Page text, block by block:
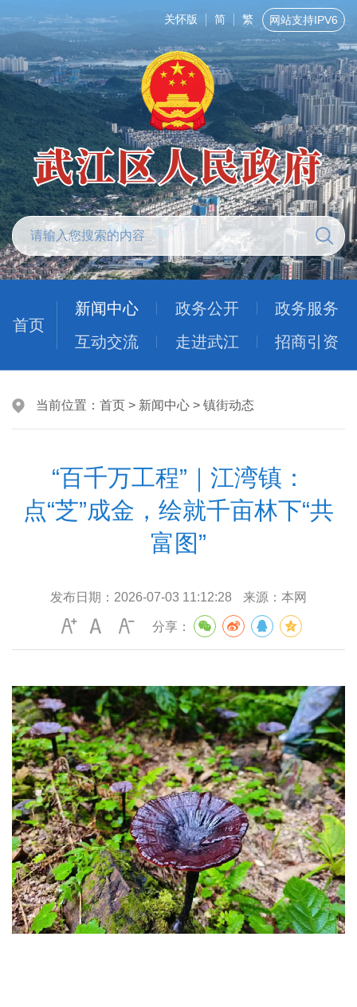
关怀版 简 繁 网站支持IPV6
首页
新闻中心 政务公开
政务服务
互动交流
走进武江 招商引资
当前位置： 首页 > 新闻中心 > 镇街动态
“百千万工程”｜江湾镇：
点“芝”成金，绘就千亩林下“共
富图”
发布日期： 2026-07-03 11:12:28 来源： 本网
分享：